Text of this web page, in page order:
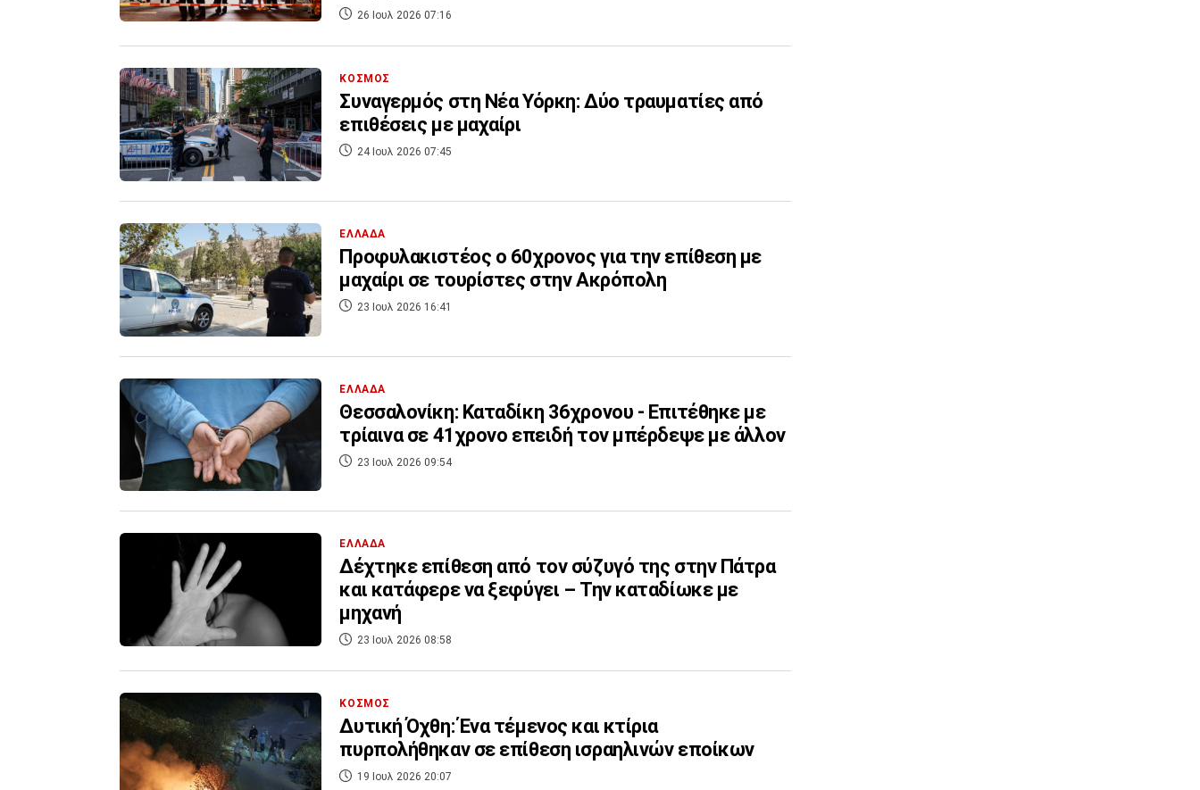
26 Ιουλ 2026 07:16
ΚΟΣΜΟΣ
Συναγερμός στη Νέα Υόρκη: Δύο τραυματίες από
επιθέσεις με μαχαίρι
24 Ιουλ 2026 07:45
ΕΛΛΑΔΑ
Προφυλακιστέος ο 60χρονος για την επίθεση με
μαχαίρι σε τουρίστες στην Ακρόπολη
23 Ιουλ 2026 16:41
ΕΛΛΑΔΑ
Θεσσαλονίκη: Καταδίκη 36χρονου - Επιτέθηκε με
τρίαινα σε 41χρονο επειδή τον μπέρδεψε με άλλον
23 Ιουλ 2026 09:54
ΕΛΛΑΔΑ
Δέχτηκε επίθεση από τον σύζυγό της στην Πάτρα
και κατάφερε να ξεφύγει – Την καταδίωκε με
μηχανή
23 Ιουλ 2026 08:58
ΚΟΣΜΟΣ
Δυτική Όχθη: Ένα τέμενος και κτίρια
πυρπολήθηκαν σε επίθεση ισραηλινών εποίκων
19 Ιουλ 2026 20:07